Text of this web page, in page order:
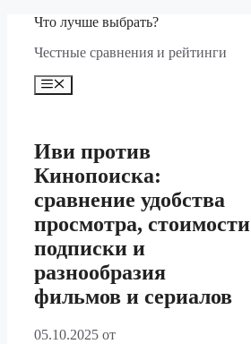
Перейти
содержимому
Что лучше выбрать?
Честные сравнения и рейтинги
Меню
Иви против
Кинопоиска:
сравнение удобства
просмотра, стоимости
подписки и
разнообразия
фильмов и сериалов
05.10.2025 от